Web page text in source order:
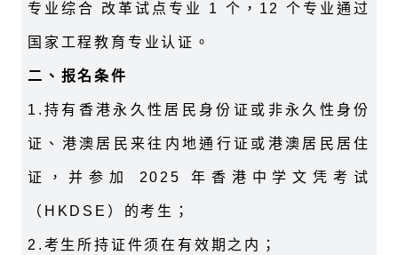
专业综合 改革试点专业 1 个，12 个专业通过
国家工程教育专业认证。
二、报名条件
1.持有香港永久性居民身份证或非永久性身份
证、港澳居民来往内地通行证或港澳居民居住
证，并参加 2025 年香港中学文凭考试
（HKDSE）的考生；
2.考生所持证件须在有效期之内；